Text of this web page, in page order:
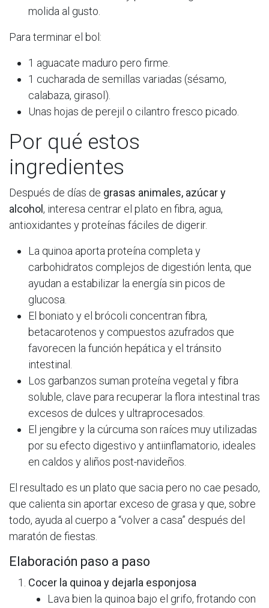
molida al gusto.​
Para terminar el bol:
1 aguacate maduro pero firme.​
1 cucharada de semillas variadas (sésamo,
calabaza, girasol).​
Unas hojas de perejil o cilantro fresco picado.​
Por qué estos
ingredientes
Después de días de grasas animales, azúcar y
alcohol, interesa centrar el plato en fibra, agua,
antioxidantes y proteínas fáciles de digerir.​
La quinoa aporta proteína completa y
carbohidratos complejos de digestión lenta, que
ayudan a estabilizar la energía sin picos de
glucosa.​
El boniato y el brócoli concentran fibra,
betacarotenos y compuestos azufrados que
favorecen la función hepática y el tránsito
intestinal.​
Los garbanzos suman proteína vegetal y fibra
soluble, clave para recuperar la flora intestinal tras
excesos de dulces y ultraprocesados.​
El jengibre y la cúrcuma son raíces muy utilizadas
por su efecto digestivo y antiinflamatorio, ideales
en caldos y aliños post-navideños.​
El resultado es un plato que sacia pero no cae pesado,
que calienta sin aportar exceso de grasa y que, sobre
todo, ayuda al cuerpo a “volver a casa” después del
maratón de fiestas.​
Elaboración paso a paso
Cocer la quinoa y dejarla esponjosa
Lava bien la quinoa bajo el grifo, frotando con